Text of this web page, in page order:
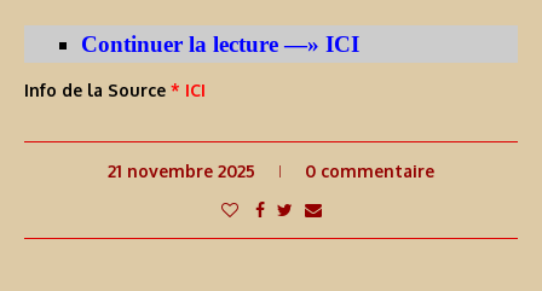
Continuer la lecture —» ICI
Info de la Source * ICI
21 novembre 2025 0 commentaire